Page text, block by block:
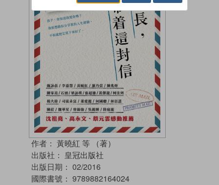
作者： 黃曉紅 等 （著）
出版社： 皇冠出版社
出版日期： 02/2016
國際書號： 9789882164024